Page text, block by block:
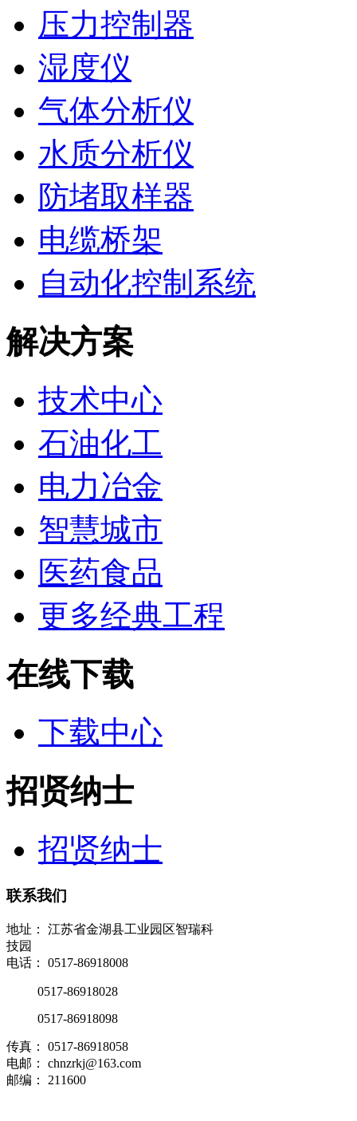
压力控制器
湿度仪
气体分析仪
水质分析仪
防堵取样器
电缆桥架
自动化控制系统
解决方案
技术中心
石油化工
电力冶金
智慧城市
医药食品
更多经典工程
在线下载
下载中心
招贤纳士
招贤纳士
联系我们
地址： 江苏省金湖县工业园区智瑞科
技园
电话： 0517-86918008
0517-86918028
0517-86918098
传真： 0517-86918058
电邮： chnzrkj@163.com
邮编： 211600